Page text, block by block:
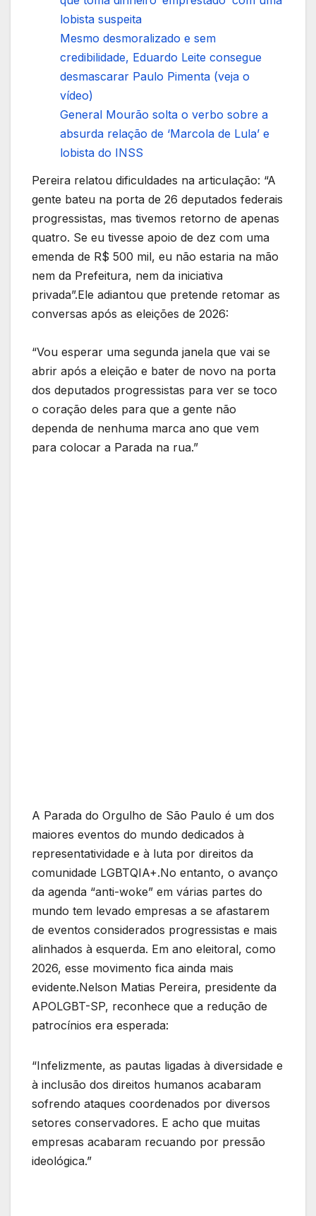
lobista suspeita
Mesmo desmoralizado e sem
credibilidade, Eduardo Leite consegue
desmascarar Paulo Pimenta (veja o
vídeo)
General Mourão solta o verbo sobre a
absurda relação de ‘Marcola de Lula’ e
lobista do INSS
Pereira relatou dificuldades na articulação: “A
gente bateu na porta de 26 deputados federais
progressistas, mas tivemos retorno de apenas
quatro. Se eu tivesse apoio de dez com uma
emenda de R$ 500 mil, eu não estaria na mão
nem da Prefeitura, nem da iniciativa
privada”.Ele adiantou que pretende retomar as
conversas após as eleições de 2026:
“Vou esperar uma segunda janela que vai se
abrir após a eleição e bater de novo na porta
dos deputados progressistas para ver se toco
o coração deles para que a gente não
dependa de nenhuma marca ano que vem
para colocar a Parada na rua.”
A Parada do Orgulho de São Paulo é um dos
maiores eventos do mundo dedicados à
representatividade e à luta por direitos da
comunidade LGBTQIA+.No entanto, o avanço
da agenda “anti-woke” em várias partes do
mundo tem levado empresas a se afastarem
de eventos considerados progressistas e mais
alinhados à esquerda. Em ano eleitoral, como
2026, esse movimento fica ainda mais
evidente.Nelson Matias Pereira, presidente da
APOLGBT-SP, reconhece que a redução de
patrocínios era esperada:
“Infelizmente, as pautas ligadas à diversidade e
à inclusão dos direitos humanos acabaram
sofrendo ataques coordenados por diversos
setores conservadores. E acho que muitas
empresas acabaram recuando por pressão
ideológica.”